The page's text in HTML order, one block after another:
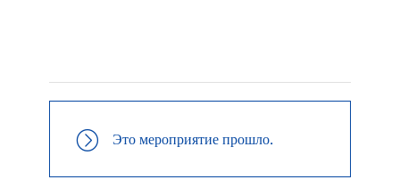
Это мероприятие прошло.